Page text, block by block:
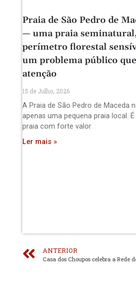
Praia de São Pedro de
— uma praia
perímetro florestal
um problema público
atenção
15 de Julho, 2026
A Praia de São Pedro de Maceda
apenas uma pequena praia local.
praia com forte valor
Ler mais »
ANTERIOR